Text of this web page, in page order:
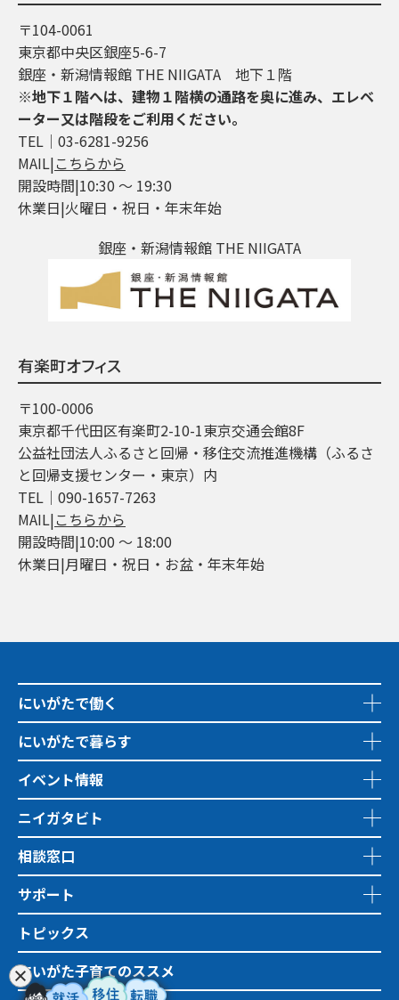
〒104-0061
東京都中央区銀座5-6-7
銀座・新潟情報館 THE NIIGATA 地下１階
※地下１階へは、建物１階横の通路を奥に進み、エレベ
ーター又は階段をご利用ください。
TEL│03-6281-9256
MAIL|こちらから
開設時間|10:30 ～ 19:30
休業日|火曜日・祝日・年末年始
銀座・新潟情報館 THE NIIGATA
有楽町オフィス
〒100-0006
東京都千代田区有楽町2-10-1東京交通会館8F
公益社団法人ふるさと回帰・移住交流推進機構（ふるさ
と回帰支援センター・東京）内
TEL│090-1657-7263
MAIL|こちらから
開設時間|10:00 ～ 18:00
休業日|月曜日・祝日・お盆・年末年始
にいがたで働く
にいがたで暮らす
イベント情報
ニイガタビト
相談窓口
サポート
トピックス
にいがた子育てのススメ